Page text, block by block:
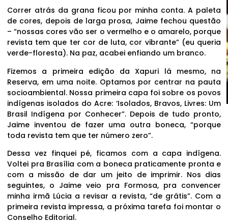
Correr atrás da grana ficou por minha conta. A paleta
de cores, depois de larga prosa, Jaime fechou questão
– “nossas cores vão ser o vermelho e o amarelo, porque
revista tem que ter cor de luta, cor vibrante” (eu queria
verde-floresta). Na paz, acabei enfiando um branco.
Fizemos a primeira edição da Xapuri lá mesmo, na
Reserva, em uma noite. Optamos por centrar na pauta
socioambiental. Nossa primeira capa foi sobre os povos
indígenas isolados do Acre: ‘Isolados, Bravos, Livres: Um
Brasil Indígena por Conhecer”. Depois de tudo pronto,
Jaime inventou de fazer uma outra boneca, “porque
toda revista tem que ter número zero”.
Dessa vez finquei pé, ficamos com a capa indígena.
Voltei pra Brasília com a boneca praticamente pronta e
com a missão de dar um jeito de imprimir. Nos dias
seguintes, o Jaime veio pra Formosa, pra convencer
minha irmã Lúcia a revisar a revista, “de grátis”. Com a
primeira revista impressa, a próxima tarefa foi montar o
Conselho Editorial.